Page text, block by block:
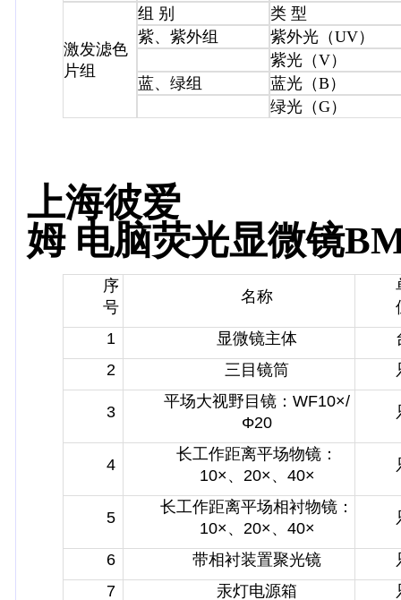
激发滤色
片组
组 别
类 型
紫、紫外组
紫外光（UV）
紫光（V）
蓝、绿组
蓝光（B）
绿光（G）
上海彼爱
姆 电脑荧光显微镜
序
号
名称
1
显微镜主体
2
三目镜筒
3
平场大视野目镜：WF10×/
Φ20
4
长工作距离平场物镜：
10×、20×、40×
5
长工作距离平场相衬物镜：
10×、20×、40×
6 带相衬装置聚光镜
7
汞灯电源箱